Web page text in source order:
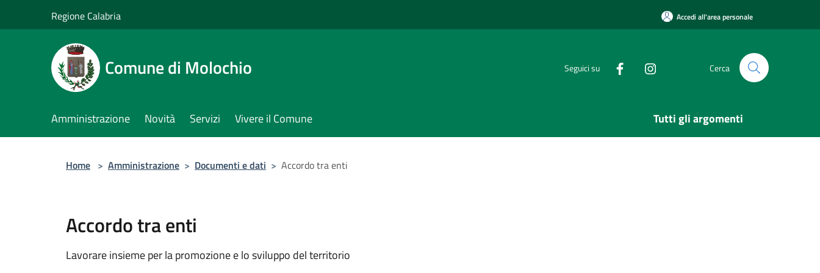
Regione Calabria Accedi all'area personale
Comune di Molochio Seguici su Cerca
Amministrazione Novità Servizi Vivere il Comune Tutti gli argomenti
Home > Amministrazione > Documenti e dati > Accordo tra enti
Accordo tra enti
Lavorare insieme per la promozione e lo sviluppo del territorio